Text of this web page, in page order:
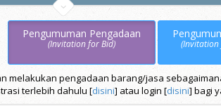
Pengumuman Pengadaan
(Invitation for Bid) (Invitation
melakukan pengadaan barang/jasa
terlebih dahulu [disini] atau login [disini] bagi